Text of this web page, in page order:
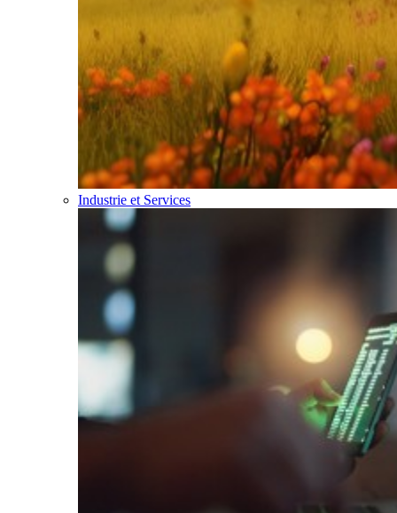
Industrie et Services